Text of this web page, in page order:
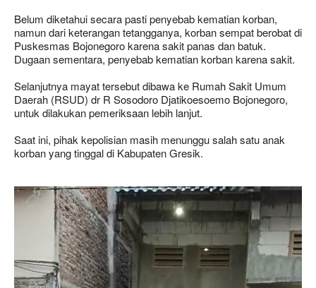
Belum diketahui secara pasti penyebab kematian korban,
namun dari keterangan tetangganya, korban sempat berobat di
Puskesmas Bojonegoro karena sakit panas dan batuk.
Dugaan sementara, penyebab kematian korban karena sakit.
Selanjutnya mayat tersebut dibawa ke Rumah Sakit Umum
Daerah (RSUD) dr R Sosodoro Djatikoesoemo Bojonegoro,
untuk dilakukan pemeriksaan lebih lanjut.
Saat ini, pihak kepolisian masih menunggu salah satu anak
korban yang tinggal di Kabupaten Gresik.